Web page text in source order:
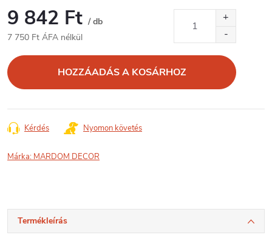
9 842 Ft / db
7 750 Ft ÁFA nélkül
HOZZÁADÁS A KOSÁRHOZ
Kérdés Nyomon követés
Márka: MARDOM DECOR
Termékleírás